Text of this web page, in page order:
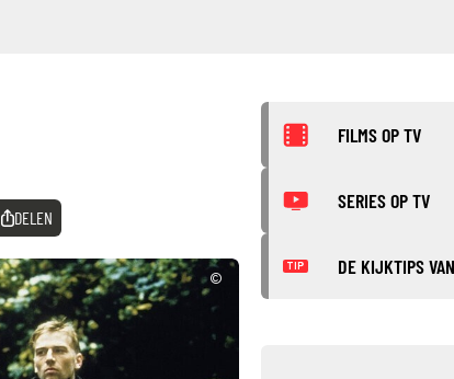
DELEN
©
FILMS OP TV
SERIES OP TV
TIP DE KIJKTIPS